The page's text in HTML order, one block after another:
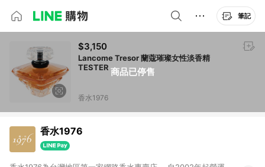
筆記
商品已停售
$3,150
Lancome Tresor 蘭蔻璀璨女性淡香精
TESTER
香水1976
香水1976